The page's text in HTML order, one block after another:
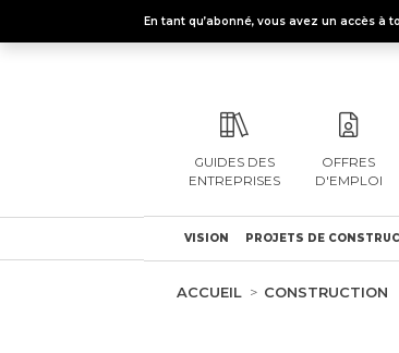
En tant qu’abonné, vous avez un accès à
GUIDES DES
ENTREPRISES
OFFRES
D'EMPLOI
VISION PROJETS DE
ACCUEIL CONSTRUCTION